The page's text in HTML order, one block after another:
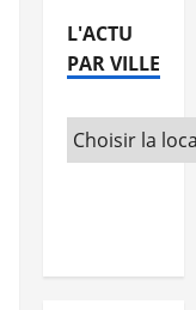
L'ACTU
PAR VILLE